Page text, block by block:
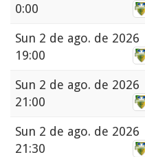
0:00
Sun 2 de ago. de 2026
19:00
Sun 2 de ago. de 2026
21:00
Sun 2 de ago. de 2026
21:30